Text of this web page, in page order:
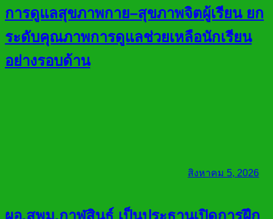
การดูแลสุขภาพกาย–สุขภาพจิตผู้เรียน ยก
ระดับคุณภาพการดูแลช่วยเหลือนักเรียน
อย่างรอบด้าน
สิงหาคม 5, 2026
ผอ.สพม.กาฬสินธุ์ เป็นประธานเปิดการฝึก